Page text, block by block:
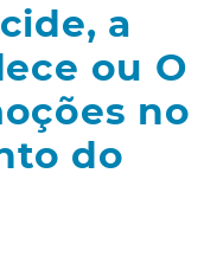
a
ou O
no
do